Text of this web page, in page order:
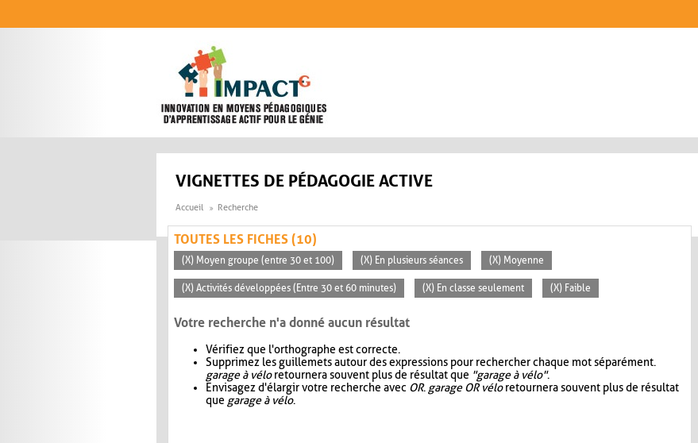
VIGNETTES DE PÉDAGOGIE ACTIVE
Accueil Recherche
TOUTES LES FICHES (10)
(X) Moyen groupe (entre 30 et 100) (X) En plusieurs séances (X) Moyenne
(X) Activités développées (Entre 30 et 60 minutes) (X) En classe seulement (X) Faible
Votre recherche n'a donné aucun résultat
Vérifiez que l'orthographe est correcte.
Supprimez les guillemets autour des expressions pour rechercher chaque mot séparément.
garage à véloretournera souvent plus de résultat que "garage à vélo".
Envisagez d'élargir votre recherche avec OR. garage OR véloretournera souvent plus de résultat
que garage à vélo.